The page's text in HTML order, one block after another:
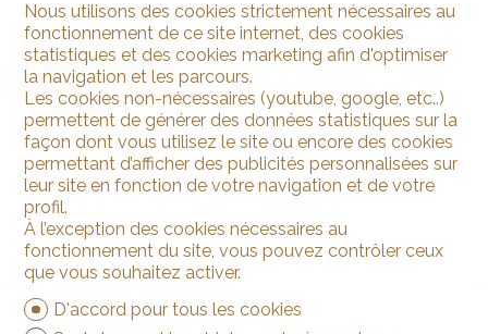
Commodités
Extérieur
Terrasse sur le toit
Nous utilisons des cookies strictement nécessaires au
fonctionnement de ce site internet, des cookies
statistiques et des cookies marketing afin d'optimiser
la navigation et les parcours.
Les cookies non-nécessaires (youtube, google, etc..)
permettent de générer des données statistiques sur la
façon dont vous utilisez le site ou encore des cookies
permettant d’afficher des publicités personnalisées sur
leur site en fonction de votre navigation et de votre
profil.
À l’exception des cookies nécessaires au
fonctionnement du site, vous pouvez contrôler ceux
que vous souhaitez activer.
D'accord pour tous les cookies